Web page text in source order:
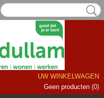
UW WINKELWAGEN
Geen producten (0)